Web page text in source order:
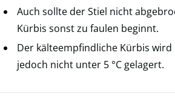
Auch sollte der Stiel nicht
Kürbis sonst zu faulen beginnt.
Der kälteempfindliche Kürbis wird
jedoch nicht unter 5 °C gelagert.